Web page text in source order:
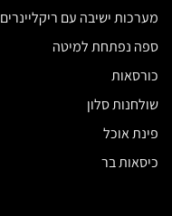
מערכות ישיבה עם ריקליינרים
ספה נפתחת למיטה
כורסאות
שולחנות סלון
פינת אוכל
כיסאות בר